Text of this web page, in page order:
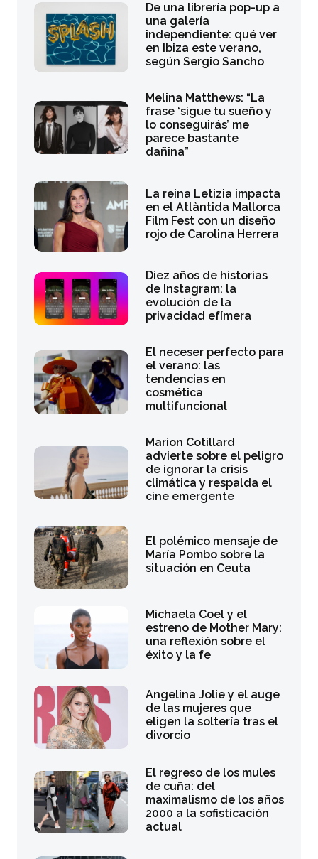
De una librería pop-up a
una galería
independiente: qué ver
en Ibiza este verano,
según Sergio Sancho
Melina Matthews: “La
frase ‘sigue tu sueño y
lo conseguirás’ me
parece bastante
dañina”
La reina Letizia impacta
en el Atlàntida Mallorca
Film Fest con un diseño
rojo de Carolina Herrera
Diez años de historias
de Instagram: la
evolución de la
privacidad efímera
El neceser perfecto para
el verano: las
tendencias en
cosmética
multifuncional
Marion Cotillard
advierte sobre el peligro
de ignorar la crisis
climática y respalda el
cine emergente
El polémico mensaje de
María Pombo sobre la
situación en Ceuta
Michaela Coel y el
estreno de Mother Mary:
una reflexión sobre el
éxito y la fe
Angelina Jolie y el auge
de las mujeres que
eligen la soltería tras el
divorcio
El regreso de los mules
de cuña: del
maximalismo de los años
2000 a la sofisticación
actual